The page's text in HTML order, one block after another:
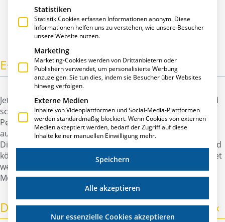
E·R·PLUS TIME-APP
Jetzt können Ihre Mitarbeiter ihre Arbeitszeit bequem und
schnell direkt vor Ort erfassen. Einfach die
Personalnummer eingeben – das entsprechende Projekt
aus einer Vorschlagsliste aussuchen – absenden – fertig!
Die Daten werden per Internet an E·R·Plus übertragen und
können dort in gewohnt übersichtlicher Form ausgewertet
werden. E·R·Plus verfügt zusätzlich über einen Offline-
Modus, falls mal keine Internetverbindung vorhanden ist.
DIE VORTEILE LIEGEN »AUF DER HAND«
Statistiken
Statistik Cookies erfassen Informationen anonym. Diese
Informationen helfen uns zu verstehen, wie unsere Besucher
unsere Website nutzen.
Marketing
Marketing-Cookies werden von Drittanbietern oder
Publishern verwendet, um personalisierte Werbung
anzuzeigen. Sie tun dies, indem sie Besucher über Websites
hinweg verfolgen.
Externe Medien
Inhalte von Videoplattformen und Social-Media-Plattformen
werden standardmäßig blockiert. Wenn Cookies von externen
Medien akzeptiert werden, bedarf der Zugriff auf diese
Inhalte keiner manuellen Einwilligung mehr.
Speichern
Alle akzeptieren
Nur essenzielle Cookies akzeptieren